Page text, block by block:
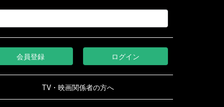
会員登録 ログイン
TV・映画関係者の方へ